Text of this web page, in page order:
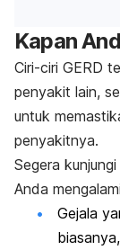
Kapan
Ciri-ciri GERD
penyakit lain,
untuk
penyakitnya.
Segera
Anda
Gejala